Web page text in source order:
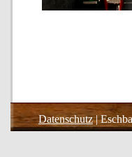
Datenschutz|